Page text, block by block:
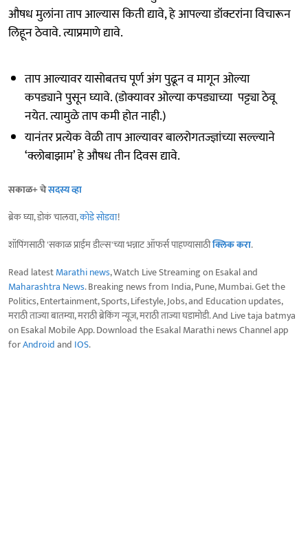
औषध मुलांना ताप आल्यास किती द्यावे, हे आपल्या डॉक्टरांना विचारून
लिहून ठेवावे. त्याप्रमाणे द्यावे.
ताप आल्यावर यासोबतच पूर्ण अंग पुढून व मागून ओल्या
कपड्याने पुसून घ्यावे. (डोक्यावर ओल्या कपड्याच्या पट्ट्या ठेवू
नयेत. त्यामुळे ताप कमी होत नाही.)
यानंतर प्रत्येक वेळी ताप आल्यावर बालरोगतज्ज्ञांच्या सल्ल्याने
‘क्लोबाझाम’ हे औषध तीन दिवस द्यावे.
सकाळ+ चेसदस्य व्हा
ब्रेक घ्या, डोकं चालवा,कोडे सोडवा!
शॉपिंगसाठी 'सकाळ प्राईम डील्स'च्या भन्नाट ऑफर्स पाहण्यासाठीक्लिक करा.
Read latestMarathi news, Watch Live Streaming on Esakal and
Maharashtra News. Breaking news from India, Pune, Mumbai. Get the
Politics, Entertainment, Sports, Lifestyle, Jobs, and Education updates,
मराठी ताज्या बातम्या, मराठी ब्रेकिंग न्यूज, मराठी ताज्या घडामोडी. And Live taja batmya
on Esakal Mobile App. Download the Esakal Marathi news Channel app
forAndroidand IOS.